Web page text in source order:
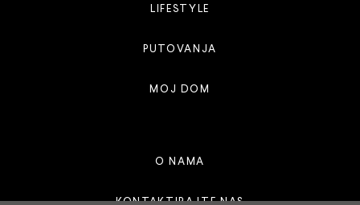
LIFESTYLE
PUTOVANJA
MOJ DOM
O NAMA
KONTAKTIRAJTE NAS